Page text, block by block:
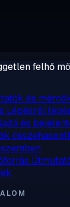
felhő
és
Lépésről
és